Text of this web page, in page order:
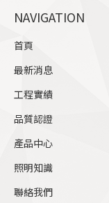
opens
window
NAVIGATION
首頁
最新消息
工程實績
品質認證
產品中心
照明知識
聯絡我們